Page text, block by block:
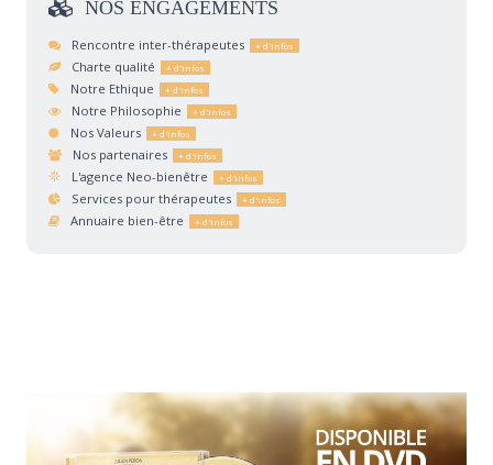
NOS ENGAGEMENTS
Rencontre inter-thérapeutes
Charte qualité
Notre Ethique
Notre Philosophie
Nos Valeurs
Nos partenaires
L'agence Neo-bienêtre
Services pour thérapeutes
Annuaire bien-être